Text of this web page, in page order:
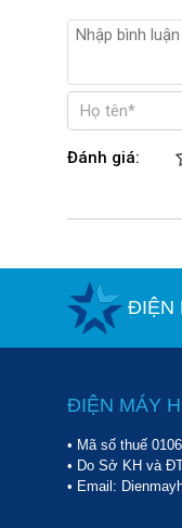
Đánh giá:
ĐIỆN
ĐIỆN MÁY
• Mã số thuế
• Do Sở KH và
• Email: